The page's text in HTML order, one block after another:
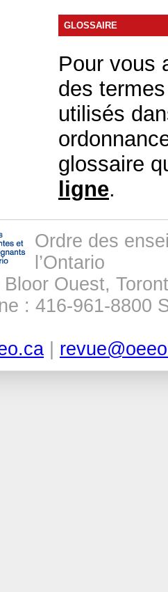
GLOSSAIRE
Pour vous
des
utilisés
glossaire
ligne.
Ordre des
l’Ontario
Bloor Ouest,
: 416-961-8800